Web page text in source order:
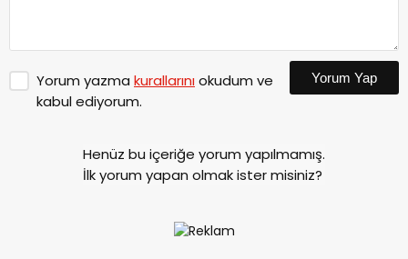
Yorum yazma kurallarınıokudum ve
kabul ediyorum.
Yorum Yap
Henüz bu içeriğe yorum yapılmamış.
İlk yorum yapan olmak ister misiniz?